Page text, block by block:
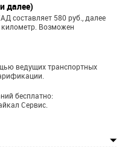
далее)
составляет 580 руб., далее
Возможен
ведущих транспортных
бесплатно:
Сервис.